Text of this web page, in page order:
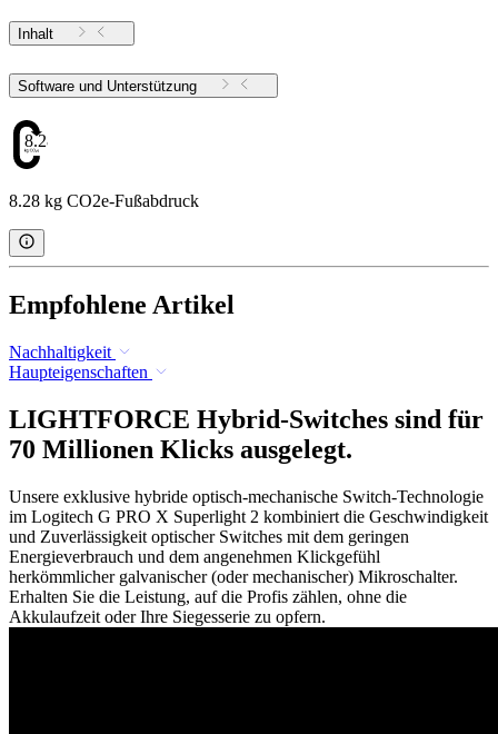
Inhalt
Software und Unterstützung
8.28
8.28 kg CO2e-Fußabdruck
Empfohlene Artikel
Nachhaltigkeit
Haupteigenschaften
LIGHTFORCE Hybrid-Switches sind für
70 Millionen Klicks ausgelegt.
Unsere exklusive hybride optisch-mechanische Switch-Technologie
im Logitech G PRO X Superlight 2 kombiniert die Geschwindigkeit
und Zuverlässigkeit optischer Switches mit dem geringen
Energieverbrauch und dem angenehmen Klickgefühl
herkömmlicher galvanischer (oder mechanischer) Mikroschalter.
Erhalten Sie die Leistung, auf die Profis zählen, ohne die
Akkulaufzeit oder Ihre Siegesserie zu opfern.